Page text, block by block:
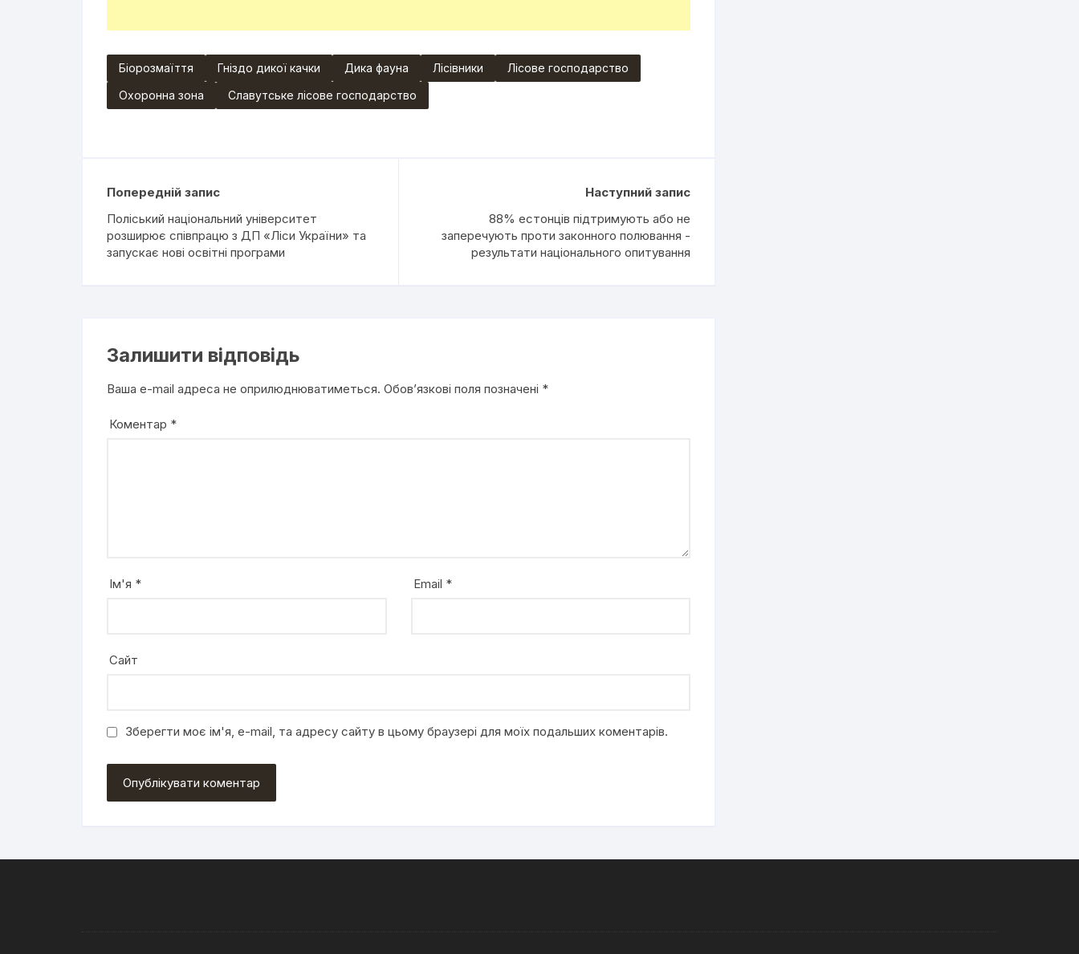
Біорозмаїття Гніздо дикої качки Дика фауна Лісівники
Лісове господарство
Охоронна зона
Славутське лісове господарство
Попередній запис
Поліський національний університет
розширює співпрацю з ДП «Ліси України» та
запускає нові освітні програми
Наступний запис
88% естонців підтримують або не
заперечують проти законного полювання -
результати національного опитування
Залишити відповідь
Ваша e-mail адреса не оприлюднюватиметься. Обов’язкові поля позначені *
Коментар *
Ім'я * Email *
Сайт
Зберегти моє ім'я, e-mail, та адресу сайту в цьому браузері для моїх подальших коментарів.